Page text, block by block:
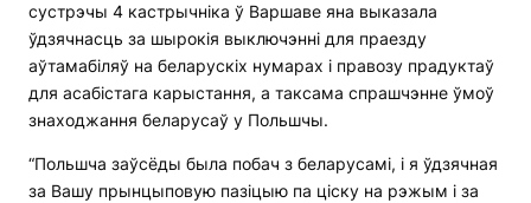
сустрэчы 4 кастрычніка ў Варшаве яна выказала
ўдзячнасць за шырокія выключэнні для праезду
аўтамабіляў на беларускіх нумарах і правозу прадуктаў
для асабістага карыстання, а таксама спрашчэнне ўмоў
знаходжання беларусаў у Польшчы.
“Польшча заўсёды была побач з беларусамі, і я ўдзячная
за Вашу прынцыповую пазіцыю па ціску на рэжым і за